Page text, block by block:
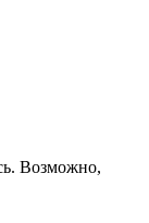
Возможно,